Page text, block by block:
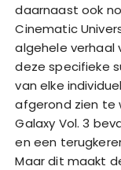
daarnaast ook
Cinematic
algehele verhaal
deze specifieke
van elke
afgerond zien te
Galaxy Vol. 3
en een
Maar dit maakt